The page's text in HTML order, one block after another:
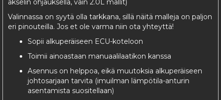
Valinnassa on syytä olla tarkkana, sillä näitä malleja on paljon
eri pinouteilla. Jos et ole varma niin ota yhteyttä!
Sopii alkuperäiseen ECU-koteloon
Toimii ainoastaan manuaalilaatikon kanssa
Asennus on helppoa, eikä muutoksia alkuperäiseen
johtosarjaan tarvita (imuilman lämpötila-anturin
asentamista suositellaan)